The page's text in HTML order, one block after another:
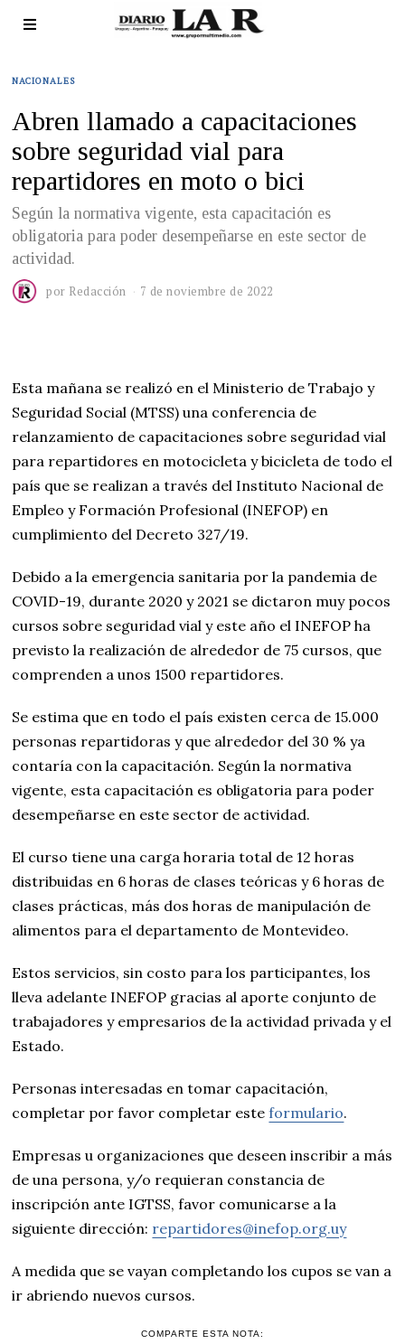
NACIONALES
Abren llamado a capacitaciones
sobre seguridad vial para
repartidores en moto o bici
Según la normativa vigente, esta capacitación es
obligatoria para poder desempeñarse en este sector de
actividad.
por Redacción 7 de noviembre de 2022
Esta mañana se realizó en el Ministerio de Trabajo y
Seguridad Social (MTSS) una conferencia de
relanzamiento de capacitaciones sobre seguridad vial
para repartidores en motocicleta y bicicleta de todo el
país que se realizan a través del Instituto Nacional de
Empleo y Formación Profesional (INEFOP) en
cumplimiento del Decreto 327/19.
Debido a la emergencia sanitaria por la pandemia de
COVID-19, durante 2020 y 2021 se dictaron muy pocos
cursos sobre seguridad vial y este año el INEFOP ha
previsto la realización de alrededor de 75 cursos, que
comprenden a unos 1500 repartidores.
Se estima que en todo el país existen cerca de 15.000
personas repartidoras y que alrededor del 30 % ya
contaría con la capacitación. Según la normativa
vigente, esta capacitación es obligatoria para poder
desempeñarse en este sector de actividad.
El curso tiene una carga horaria total de 12 horas
distribuidas en 6 horas de clases teóricas y 6 horas de
clases prácticas, más dos horas de manipulación de
alimentos para el departamento de Montevideo.
Estos servicios, sin costo para los participantes, los
lleva adelante INEFOP gracias al aporte conjunto de
trabajadores y empresarios de la actividad privada y el
Estado.
Personas interesadas en tomar capacitación,
completar por favor completar esteformulario.
Empresas u organizaciones que deseen inscribir a más
de una persona, y/o requieran constancia de
inscripción ante IGTSS, favor comunicarse a la
siguiente dirección: repartidores@inefop.org.uy
A medida que se vayan completando los cupos se van a
ir abriendo nuevos cursos.
COMPARTE ESTA NOTA: